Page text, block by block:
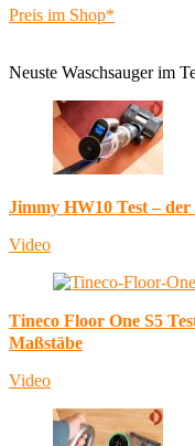
Preis im Shop*
Neuste Waschsauger im
Jimmy HW10 Test – der
Video
Tineco Floor One S5
Maßstäbe
Video